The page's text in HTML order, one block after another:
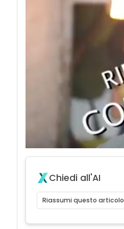
Chiedi all'AI
Riassumi questo articolo